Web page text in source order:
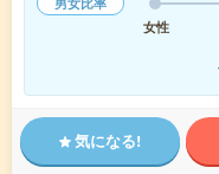
女性
気になる!